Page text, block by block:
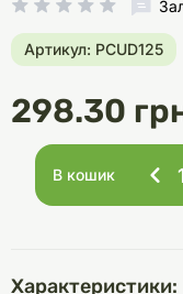
Артикул: PCUD125
298.30
В кошик
Характеристики: